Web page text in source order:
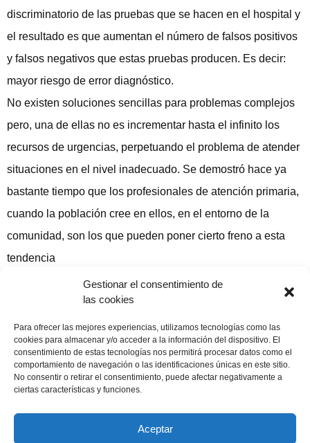
Gestionar el consentimiento de
las cookies
Para ofrecer las mejores experiencias, utilizamos tecnologías como las
cookies para almacenar y/o acceder a la información del dispositivo. El
consentimiento de estas tecnologías nos permitirá procesar datos como el
comportamiento de navegación o las identificaciones únicas en este sitio.
No consentir o retirar el consentimiento, puede afectar negativamente a
ciertas características y funciones.
Aceptar
discriminatorio de las pruebas que se hacen en el hospital y
el resultado es que aumentan el número de falsos positivos
y falsos negativos que estas pruebas producen. Es decir:
mayor riesgo de error diagnóstico.
No existen soluciones sencillas para problemas complejos
pero, una de ellas no es incrementar hasta el infinito los
recursos de urgencias, perpetuando el problema de atender
situaciones en el nivel inadecuado. Se demostró hace ya
bastante tiempo que los profesionales de atención primaria,
cuando la población cree en ellos, en el entorno de la
comunidad, son los que pueden poner cierto freno a esta
tendencia
José Manuel Iglesias. El Adelanto 24 Febrero 2007
Compartir publicación
24 febrero, 2007